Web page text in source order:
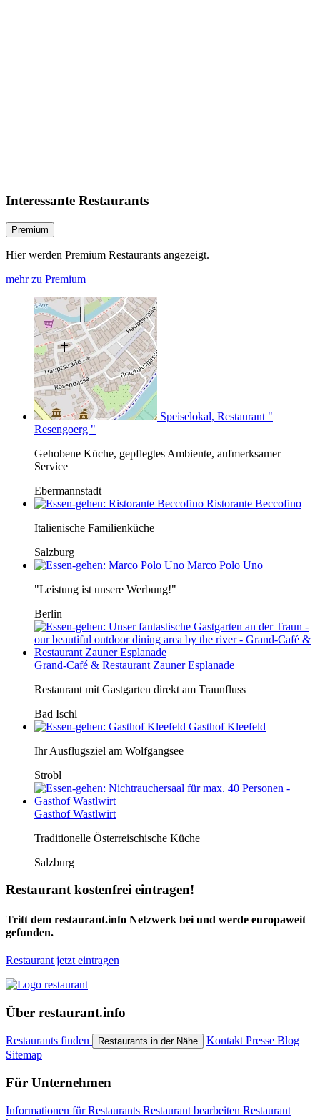
Interessante Restaurants
Premium
Hier werden Premium Restaurants angezeigt.
mehr zu Premium
Speiselokal, Restaurant "
Resengoerg "
Gehobene Küche, gepflegtes Ambiente, aufmerksamer
Service
Ebermannstadt
Ristorante Beccofino
Italienische Familienküche
Salzburg
Marco Polo Uno
"Leistung ist unsere Werbung!"
Berlin
Grand-Café & Restaurant Zauner Esplanade
Restaurant mit Gastgarten direkt am Traunfluss
Bad Ischl
Gasthof Kleefeld
Ihr Ausflugsziel am Wolfgangsee
Strobl
Gasthof Wastlwirt
Traditionelle Österreischische Küche
Salzburg
Restaurant kostenfrei eintragen!
Tritt dem restaurant.info Netzwerk bei und werde europaweit
gefunden.
Restaurant jetzt eintragen
Über restaurant.info
Restaurants finden Restaurants in der Nähe Kontakt Presse Blog
Sitemap
Für Unternehmen
Informationen für Restaurants Restaurant bearbeiten Restaurant